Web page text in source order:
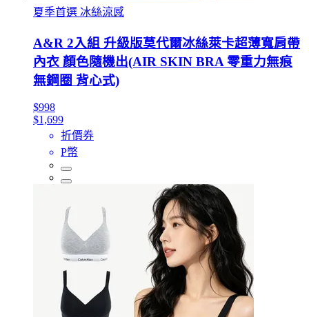
夏季首選 冰絲涼感
A&R 2入組 升級版莫代爾冰絲萊卡超薄寬肩帶
內衣 顏色隨機出(AIR SKIN BRA 零重力無痕
無鋼圈 背心式)
$998
$1,699
折價券
P幣